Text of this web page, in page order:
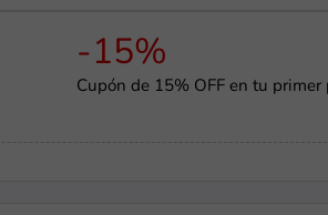
-15%
Cupón de 15% OFF en tu primer